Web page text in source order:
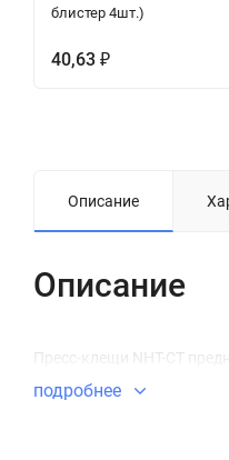
блистер 4шт.)
40,63 ₽
Описание
Описание
Пресс-клещи NHT-CT
подробнее